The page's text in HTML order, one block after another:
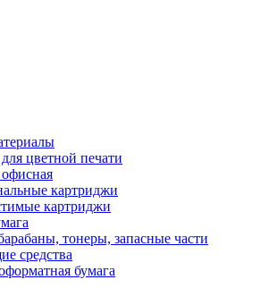
цветной печати
картриджи
картриджи
тонеры, запасные части
средства
бумага